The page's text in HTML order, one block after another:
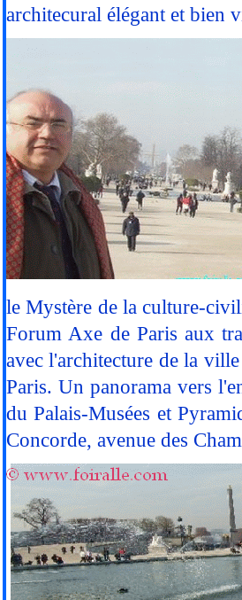
architecural élégant et bien
le Mystère de la culture-
Forum Axe de Paris aux
avec l'architecture de la
Paris. Un panorama vers
du Palais-Musées et
Concorde, avenue des